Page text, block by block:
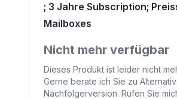
; 3 Jahre Subscription;
Mailboxes
Nicht mehr verfügbar
Dieses Produkt ist leider nicht
Gerne berate ich Sie zu
Nachfolgerversion. Rufen Sie